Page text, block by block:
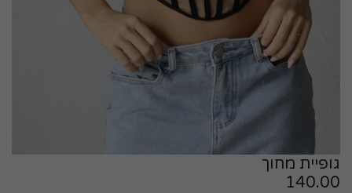
גופיית מחוך
140.00